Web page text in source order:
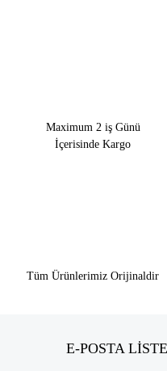
Maximum 2 iş Günü
İçerisinde Kargo
Tüm Ürünlerimiz Orijinaldir
E-POSTA